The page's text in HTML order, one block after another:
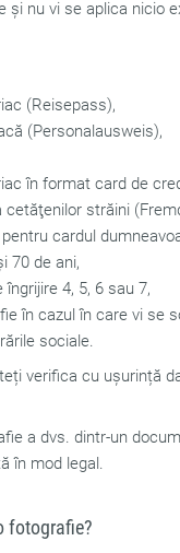
și nu vi se aplica nicio
(Reisepass),
(Personalausweis),
în format card de
cetăţenilor străini
cardul
70 de ani,
4, 5, 6 sau 7,
în cazul în care vi se
sociale.
verifica cu ușurință
a dvs. dintr-un
în mod legal.
fotografie?